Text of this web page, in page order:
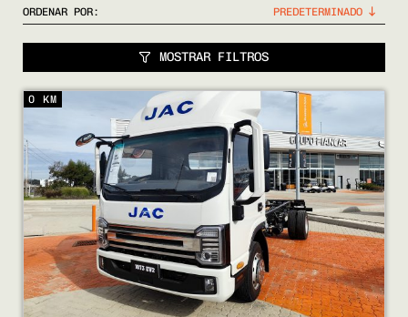
VENDÉ
FINANCIÁ
NOSOTROS
CONTACTO
ORDENAR POR:
MOSTRAR FILTROS
0 KM